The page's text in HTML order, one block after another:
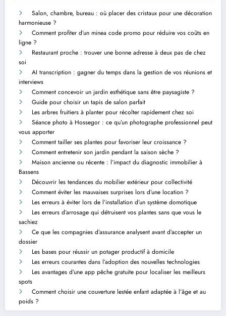
Salon, chambre, bureau : où placer des cristaux pour une décoration
harmonieuse ?
Comment profiter d’un minea code promo pour réduire vos coûts en
ligne ?
Restaurant proche : trouver une bonne adresse à deux pas de chez
soi
AI transcription : gagner du temps dans la gestion de vos réunions et
interviews
Comment concevoir un jardin esthétique sans être paysagiste ?
Guide pour choisir un tapis de salon parfait
Les arbres fruitiers à planter pour récolter rapidement chez soi
Séance photo à Hossegor : ce qu’un photographe professionnel peut
vous apporter
Comment tailler ses plantes pour favoriser leur croissance ?
Comment entretenir son jardin pendant la saison sèche ?
Maison ancienne ou récente : l’impact du diagnostic immobilier à
Bassens
Découvrir les tendances du mobilier extérieur pour collectivité
Comment éviter les mauvaises surprises lors d’une location ?
Les erreurs à éviter lors de l’installation d’un système domotique
Les erreurs d’arrosage qui détruisent vos plantes sans que vous le
sachiez
Ce que les compagnies d’assurance analysent avant d’accepter un
dossier
Les bases pour réussir un potager productif à domicile
Les erreurs courantes dans l’adoption des nouvelles technologies
Les avantages d’une app pêche gratuite pour localiser les meilleurs
spots
Comment choisir une couverture lestée enfant adaptée à l’âge et au
poids ?